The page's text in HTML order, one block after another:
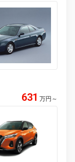
631 万円 ～